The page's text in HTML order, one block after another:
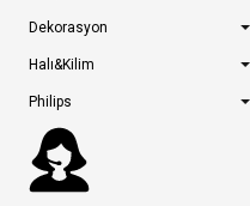
Dekorasyon
Halı&Kilim
Philips